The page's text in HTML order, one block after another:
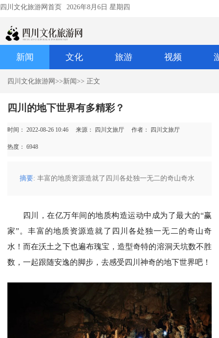
四川文化旅游网首页 2026年8月6日 星期四
新闻 文化 旅游 视频
四川文化旅游网 >>新闻>> 正文
四川的地下世界有多精彩？
时间： 2022-08-26 10:46 来源： ​四川文旅厅 作者： ​四川文旅厅
热度： 6948
摘要: 丰富的地质资源造就了四川各处独一无二的奇山奇水
四川，在亿万年间的地质构造运动中成为了最大的“赢
家”。丰富的地质资源造就了四川各处独一无二的奇山奇
水！而在沃土之下也遍布瑰宝，造型奇特的溶洞天坑数不胜
数，一起跟随安逸的脚步，去感受四川神奇的地下世界吧！